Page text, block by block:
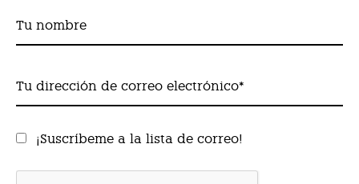
¡Suscríbeme a la lista de correo!